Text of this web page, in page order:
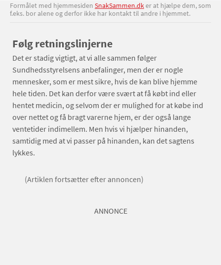
Formålet med hjemmesiden SnakSammen.dker at hjælpe dem, som
f.eks. bor alene og derfor ikke har kontakt til andre i hjemmet.
Følg retningslinjerne
Det er stadig vigtigt, at vi alle sammen følger
Sundhedsstyrelsens anbefalinger, men der er nogle
mennesker, som er mest sikre, hvis de kan blive hjemme
hele tiden. Det kan derfor være svært at få købt ind eller
hentet medicin, og selvom der er mulighed for at købe ind
over nettet og få bragt varerne hjem, er der også lange
ventetider indimellem. Men hvis vi hjælper hinanden,
samtidig med at vi passer på hinanden, kan det sagtens
lykkes.
(Artiklen fortsætter efter annoncen)
ANNONCE